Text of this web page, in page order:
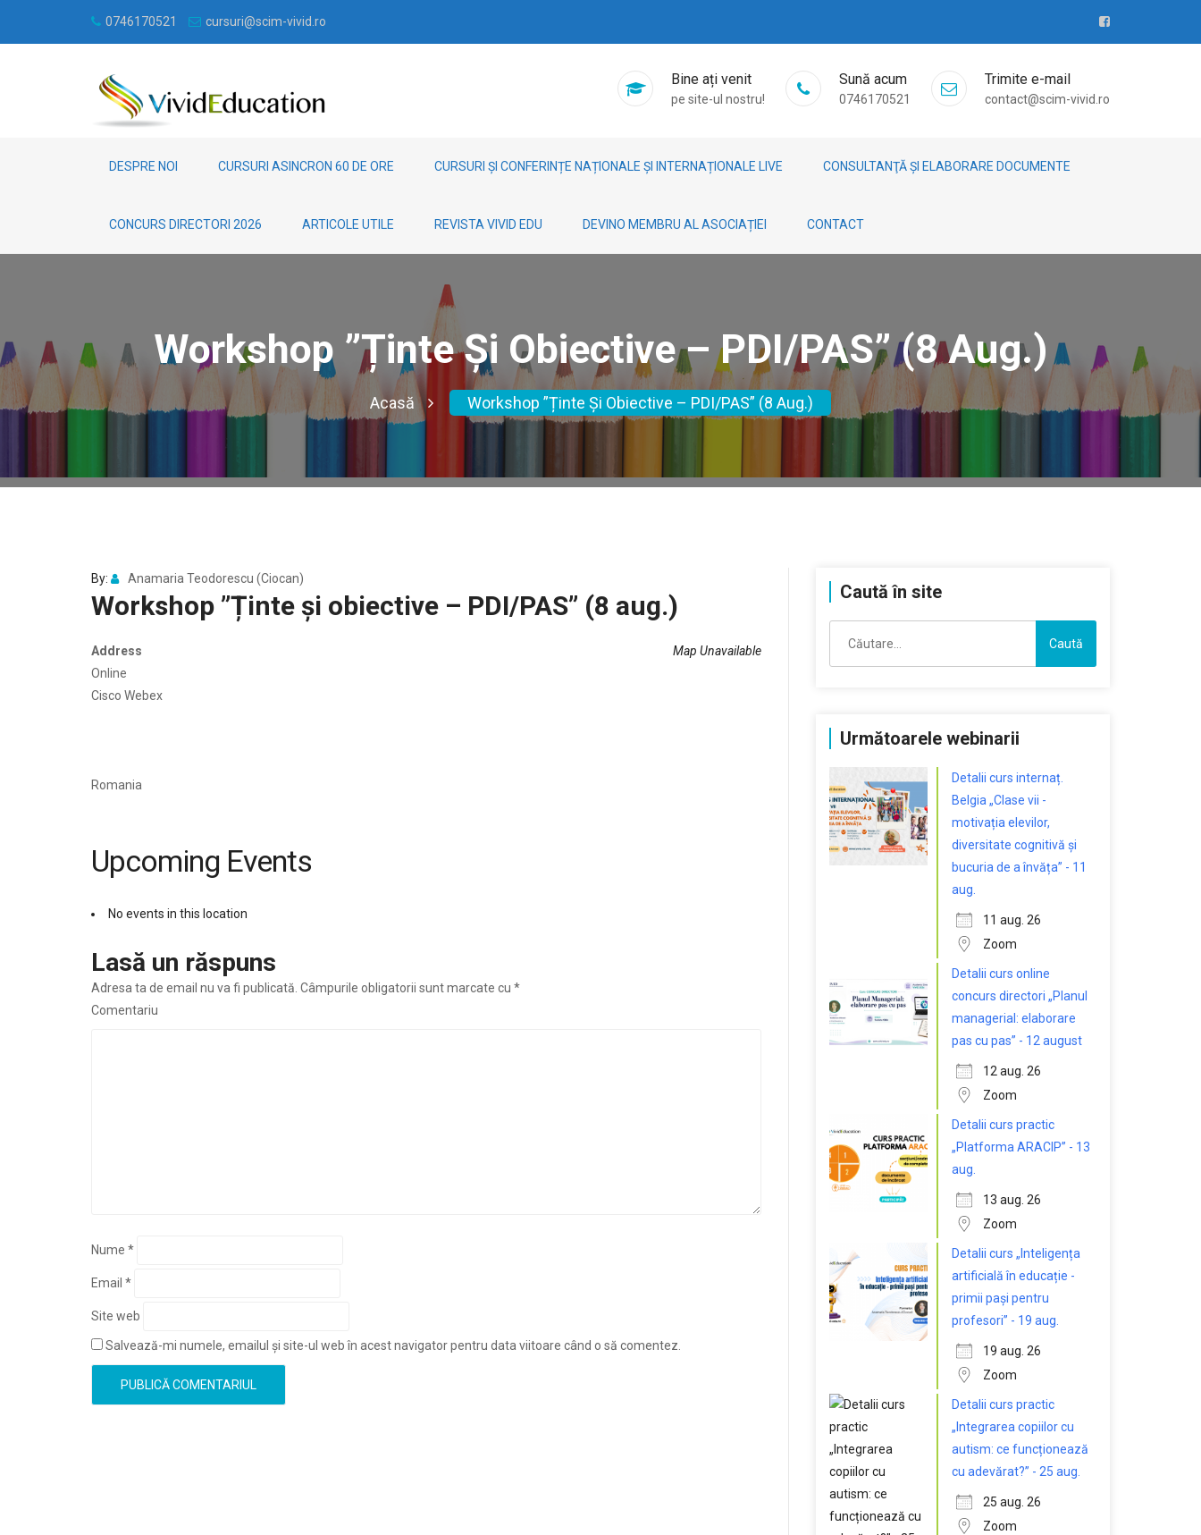
0746170521 cursuri@scim-vivid.ro
Bine ați venit
pe site-ul nostru!
Sună acum
0746170521
Trimite e-mail
contact@scim-vivid.ro
DESPRE NOI CURSURI ASINCRON 60 DE ORE CURSURI ȘI CONFERINȚE NAȚIONALE ȘI INTERNAȚIONALE LIVE CONSULTANŢĂ ȘI ELABORARE DOCUMENTE
CONCURS DIRECTORI 2026 ARTICOLE UTILE REVISTA VIVID EDU DEVINO MEMBRU AL ASOCIAȚIEI CONTACT
Workshop ”Ținte Și Obiective – PDI/PAS” (8 Aug.)
Acasă Workshop ”Ținte Și Obiective – PDI/PAS” (8 Aug.)
By: Anamaria Teodorescu (Ciocan)
Workshop ”Ținte și obiective – PDI/PAS” (8 aug.)
Map Unavailable
Address
Online
Cisco Webex
Romania
Upcoming Events
No events in this location
Lasă un răspuns
Adresa ta de email nu va fi publicată. Câmpurile obligatorii sunt marcate cu *
Comentariu
Nume *
Email *
Site web
Salvează-mi numele, emailul și site-ul web în acest navigator pentru data viitoare când o să comentez.
Caută în site
după:
Următoarele webinarii
Detalii curs internaț.
Belgia „Clase vii -
motivația elevilor,
diversitate cognitivă și
bucuria de a învăța” - 11
aug.
11 aug. 26
Zoom
Detalii curs online
concurs directori „Planul
managerial: elaborare
pas cu pas” - 12 august
12 aug. 26
Zoom
Detalii curs practic
„Platforma ARACIP” - 13
aug.
13 aug. 26
Zoom
Detalii curs „Inteligența
artificială în educație -
primii pași pentru
profesori” - 19 aug.
19 aug. 26
Zoom
Detalii curs practic
„Integrarea copiilor cu
autism: ce funcționează
cu adevărat?” - 25 aug.
25 aug. 26
Zoom